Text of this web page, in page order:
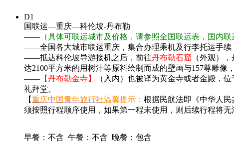
D1
国联运—重庆—科伦坡-丹布勒
—— （具体可联运城市及价格，请参照全国联运表，国内
——全国各大城市联运重庆，集合办理乘机及行李托运手续
——抵达科伦坡导游接机之后，前往丹布勒石窟 （外观）
达2100平方米的用树汁等原料绘制而成的壁画与157尊雕像
—— 【丹布勒金寺】
（入内）也被译为黄金寺或者金殿，
礼拜堂。
【重庆中国青年旅行社温馨提示： 根据民航法即《中华人
须按照行程顺序使用，如果第一程未使用，则后续行程将无
早餐：不含 午餐：不含 晚餐：包含